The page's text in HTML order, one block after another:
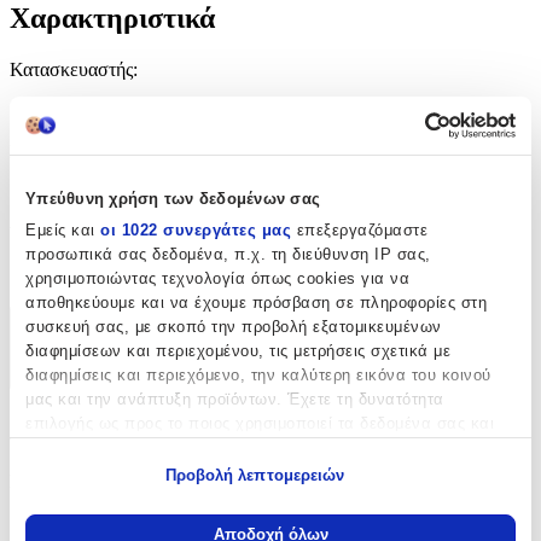
Υπεύθυνη χρήση των δεδομένων σας
Εμείς και οι 1022 συνεργάτες μας επεξεργαζόμαστε
προσωπικά σας δεδομένα, π.χ. τη διεύθυνση IP σας,
χρησιμοποιώντας τεχνολογία όπως cookies για να
αποθηκεύουμε και να έχουμε πρόσβαση σε πληροφορίες στη
συσκευή σας, με σκοπό την προβολή εξατομικευμένων
διαφημίσεων και περιεχομένου, τις μετρήσεις σχετικά με
διαφημίσεις και περιεχόμενο, την καλύτερη εικόνα του κοινού
μας και την ανάπτυξη προϊόντων. Έχετε τη δυνατότητα
Να συλλέξουμε πληροφορίες σχετικά με τη γεωγραφική
Προβολή λεπτομερειών
Αποδοχή όλων
Χαρακτηριστικά
Κατασκευαστής:
Είδος:
Βαφές Παπουτσιών
Υλικό Παπουτσιού
Suede
Χαρακτηριστικά
+
Χαρακτηριστικά